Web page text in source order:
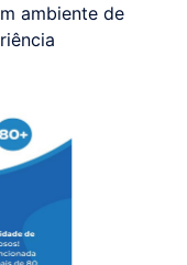
ambiente de